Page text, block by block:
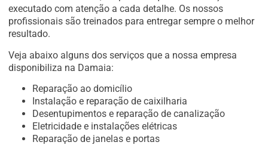
executado com atenção a cada detalhe. Os nossos
profissionais são treinados para entregar sempre o melhor
resultado.
Veja abaixo alguns dos serviços que a nossa empresa
disponibiliza na Damaia:
Reparação ao domicílio
Instalação e reparação de caixilharia
Desentupimentos e reparação de canalização
Eletricidade e instalações elétricas
Reparação de janelas e portas